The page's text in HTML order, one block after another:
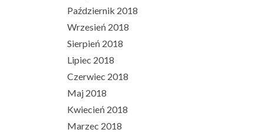
Październik 2018
Wrzesień 2018
Sierpień 2018
Lipiec 2018
Czerwiec 2018
Maj 2018
Kwiecień 2018
Marzec 2018